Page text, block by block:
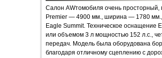
Салон AWтомобиля очень просторный,
Premier — 4900 мм., ширина — 1780
Eagle Summit. Техническое оснащение
или объемом 3 л мощностью 152 л.с.,
передач. Модель была оборудована
благодаря отличному сцеплению с